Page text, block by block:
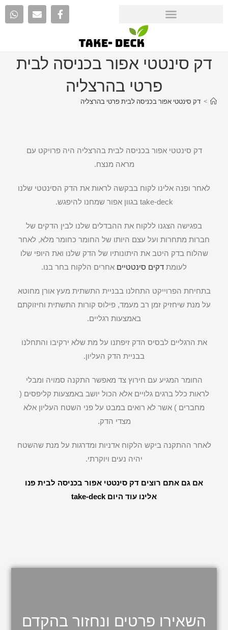
דק סינטטי אפור בכניסה לבית
פרטי בהרצליה
> דק סינטטי אפור בכניסה לבית פרטי בהרצליה
דק סינטטי אפור בכניסה לבית בהרצליה היה פרויקט עם
מראה מנצח.
לאחר ופנה אלינו לקוח בבקשה לראות את הדק הסינטטי שלנו
take-deck בגוון אפור שמחנו להיפגש.
בפגישה הצגנו ללקוח את ההבדלים שלנו לבין הדקים של
חברות מתחרות ועל עצם היותו של החומר כחומר מלא, לאחר
שהלוח בדק היטב את היתונותיו של הדק שלנו ואת היופי שלו
לעומת דקים סינטטיים אחרים הלקוח בחר בנו.
בתחיחת הפרוייקט התחלנו בבניית התשתית מעץ אורן מחוטא
על מנת שיחזיק זמן רב מעמד, פילוס קורות התשתית וחיזוקתם
באמצעות רגליים.
את הרגליים לבסיס הדק זיפתנו על מת שלא ירקיבו והתחלנו
בבניית הדק העליון.
החומר המגיע עם חירוץ צד מאפשר התקנה סמויה ומבלי
לראות כלל ברגים גלויים אלא הכול יושב באמצעות קליפסים (
מחברים ) אשר לא רואים במבט על פני השטח העליון אלא
מצדי הדק.
לאחר ההתקנה ביקש הלקוח אדניות ומדרגות על מנת שהשטח
יהיה נעים ויוקרתי.
אם גם אתם רוצים דק סינטטי אפור בכניסה לבית פנו
אלינו עוד היום take-deck
השאירו פרטים ונחזור בהקדם